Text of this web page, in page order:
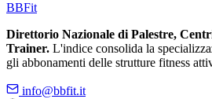
BBFit
Direttorio Nazionale di Palestre,
Trainer. L'indice consolida la
gli abbonamenti delle strutture fitness
info@bbfit.it